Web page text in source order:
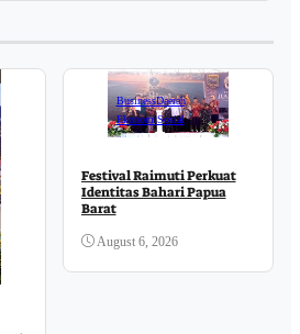
BusinessDaerah
EkonomiSosial
Festival Raimuti Perkuat
Identitas Bahari Papua
Barat
August 6, 2026